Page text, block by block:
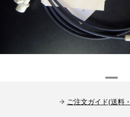
バイク用診断テスター（7）
アメリカ車（15）
スウェーデン車（20）
ブレーキキャリパーリペアキット（368
ご注文ガイド(送料